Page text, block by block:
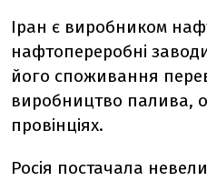
Іран є виробником
нафтопереробні
його споживання
виробництво палива,
провінціях.
Росія постачала